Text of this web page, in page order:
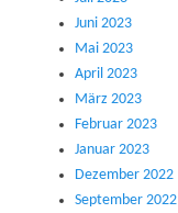
Juni 2023
Mai 2023
April 2023
März 2023
Februar 2023
Januar 2023
Dezember 2022
September 2022